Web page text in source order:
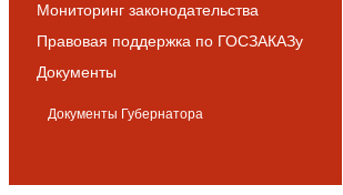
Мониторинг законодательства
Правовая поддержка по ГОСЗАКАЗу
Документы
Документы Губернатора